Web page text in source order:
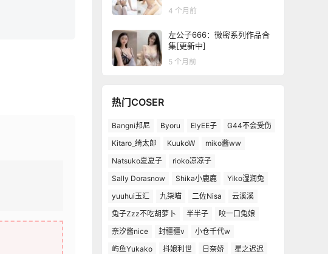
4 个月前
左公子666：微密系列作品合
集[更新中]
5 个月前
热门COSER
Bangni邦尼 Byoru ElyEE子
G44不会受伤
Kitaro_绮太郎
KuukoW
miko酱ww
Natsuko夏夏子
rioko凉凉子
Sally Dorasnow
Shika小鹿鹿
Yiko湿润兔
yuuhui玉汇
九柒喵 二佐Nisa
云溪溪
兔子Zzz不吃胡萝卜
半半子
咬一口兔娘
奈汐酱nice
封疆疆v
小仓千代w
屿鱼Yukako
抖娘利世 日奈娇
星之迟迟